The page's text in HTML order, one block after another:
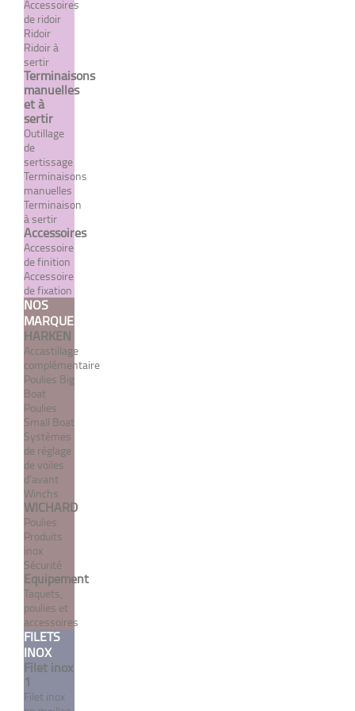
Accessoires
de ridoir
Ridoir
Ridoir à
sertir
Terminaisons
manuelles
et à
sertir
Outillage
de
sertissage
Terminaisons
manuelles
Terminaison
à sertir
Accessoires
Accessoire
de finition
Accessoire
de fixation
NOS
MARQUES
HARKEN
Accastillage
complémentaire
Poulies Big
Boat
Poulies
Small Boat
Systèmes
de réglage
de voiles
d'avant
Winchs
WICHARD
Poulies
Produits
inox
Sécurité
Equipement
Taquets,
poulies et
accessoires
FILETS
INOX
Filet inox
1
Filet inox